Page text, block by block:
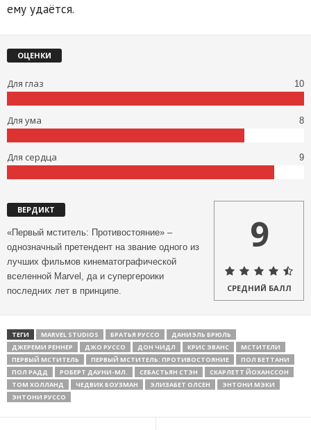
ему удаётся.
ОЦЕНКИ
Для глаз 10
Для ума 8
Для сердца 9
ВЕРДИКТ
«Первый мститель: Противостояние» –
однозначный претендент на звание одного из
лучших фильмов кинематографической
вселенной Marvel, да и супергероики
последних лет в принципе.
9
СРЕДНИЙ БАЛЛ
ТЕГИ MARVEL STUDIOS БРАТЬЯ РУССО
ДАНИЭЛЬ БРЮЛЬ
ДЖЕРЕМИ РЕННЕР
ДЖО РУССО ДОН ЧИДЛ КРИС ЭВАНС
МСТИТЕЛИ
ПЕРВЫЙ МСТИТЕЛЬ
ПЕРВЫЙ МСТИТЕЛЬ: ПРОТИВОСТОЯНИЕ
ПОЛ БЕТТАНИ
ПОЛ РАДД
РОБЕРТ ДАУНИ-МЛ. СЕБАСТЬЯН СТЭН
СКАРЛЕТТ ЙОХАНССОН
ТОМ ХОЛЛАНД
ЧЕДВИК БОУЗМАН ЭЛИЗАБЕТ ОЛСЕН
ЭНТОНИ МЭКИ
ЭНТОНИ РУССО